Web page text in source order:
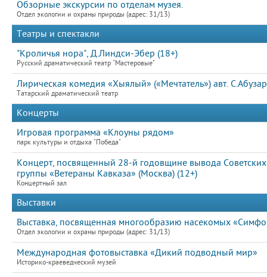
Обзорные экскурсии по отделам музея.
Отдел экологии и охраны природы (адрес: 31/13)
Театры и спектакли
"Кроличья нора", Д.Линдси-Эбер (18+)
Русский драматический театр "Мастеровые"
Лирическая комедия «Хыялый» («Мечтатель») авт.
Татарский драматический театр
Концерты
Игровая программа «Клоуны рядом»
парк культуры и отдыха "Победа"
Концерт, посвященный 28-й годовщине вывода
группы «Ветераны Кавказа» (Москва) (12+)
Концертный зал
Выставки
Выставка, посвященная многообразию насекомых
Отдел экологии и охраны природы (адрес: 31/13)
Международная фотовыставка «Дикий подводный мир»
Историко-краеведческий музей